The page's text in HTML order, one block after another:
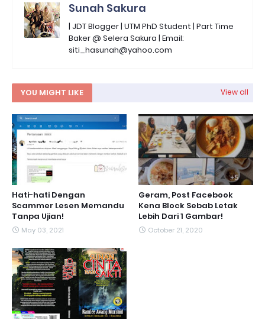
Sunah Sakura
| JDT Blogger | UTM PhD Student | Part Time
Baker @ Selera Sakura | Email:
siti_hasunah@yahoo.com
YOU MIGHT LIKE View all
Hati-hati Dengan
Scammer Lesen Memandu
Tanpa Ujian!
May 03, 2021
Geram, Post Facebook
Kena Block Sebab Letak
Lebih Dari 1 Gambar!
October 21, 2020